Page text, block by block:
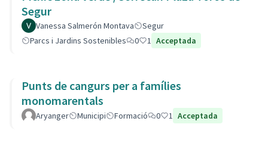
Segur
Vanessa Salmerón Montava
Segur
Parcs i Jardins Sostenibles
0 1 Acceptada
Punts de cangurs per a famílies
monomarentals
Aryanger Municipi Formació 0 1 Acceptada